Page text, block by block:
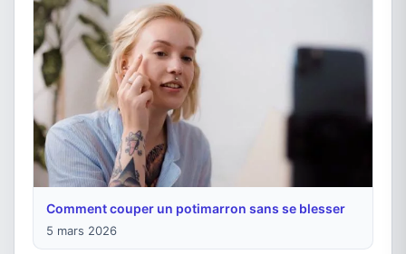
Comment couper un potimarron sans se blesser
5 mars 2026